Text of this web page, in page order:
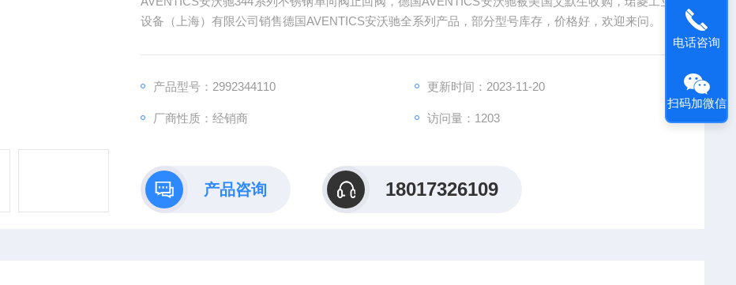
设备（上海）有限公司销售德国AVENTICS安沃驰全系列产品，部分型号库存，价格好，欢迎来问。
产品型号：2992344110 更新时间：2023-11-20
厂商性质：经销商 访问量：1203
产品咨询 18017326109
电话咨询
扫码加微信